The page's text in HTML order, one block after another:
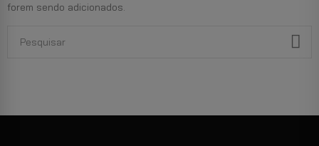
forem sendo adicionados.